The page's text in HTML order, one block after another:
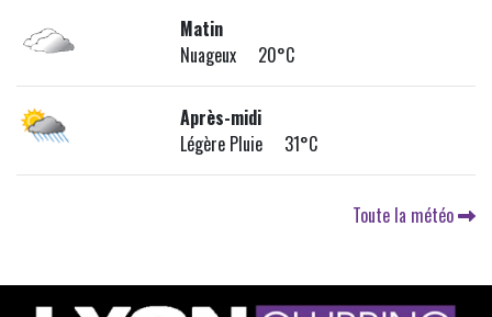
Matin
Nuageux 20°C
Après-midi
Légère Pluie 31°C
Toute la météo